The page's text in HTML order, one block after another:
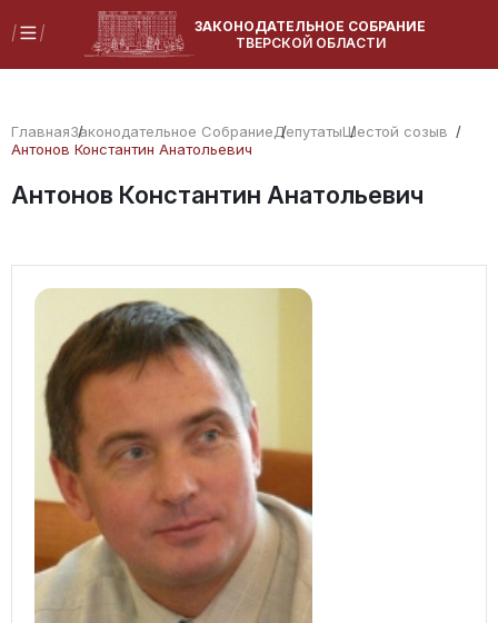
ЗАКОНОДАТЕЛЬНОЕ СОБРАНИЕ
ТВЕРСКОЙ ОБЛАСТИ
ГлавнаяЗаконодательное СобраниеДепутатыШестой созыв
Антонов Константин Анатольевич
Антонов Константин Анатольевич